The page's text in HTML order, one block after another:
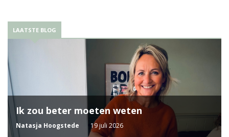
LAATSTE BLOG
Ik zou beter moeten weten
Natasja Hoogstede 19 juli 2026